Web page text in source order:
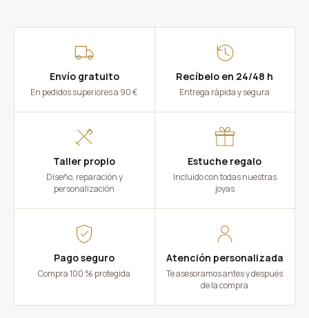
Envío gratuito
En pedidos superiores a 90 €
Recíbelo en 24/48 h
Entrega rápida y segura
Taller propio
Diseño, reparación y
personalización
Estuche regalo
Incluido con todas nuestras
joyas
Pago seguro
Compra 100 % protegida
Atención personalizada
Te asesoramos antes y después
de la compra